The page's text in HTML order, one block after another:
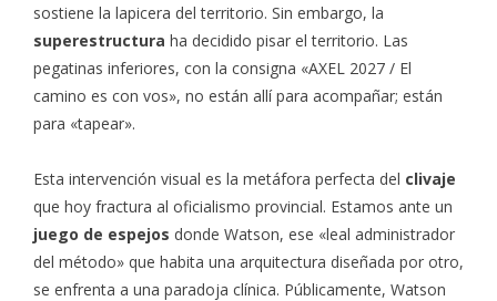
sostiene la lapicera del territorio. Sin embargo, la
superestructura ha decidido pisar el territorio. Las
pegatinas inferiores, con la consigna «AXEL 2027 / El
camino es con vos», no están allí para acompañar; están
para «tapear».
Esta intervención visual es la metáfora perfecta del clivaje
que hoy fractura al oficialismo provincial. Estamos ante un
juego de espejos donde Watson, ese «leal administrador
del método» que habita una arquitectura diseñada por otro,
se enfrenta a una paradoja clínica. Públicamente, Watson